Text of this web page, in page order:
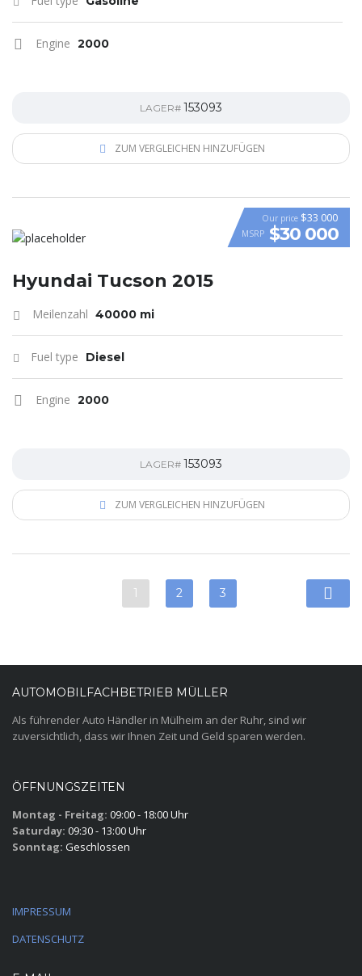
Engine 2000
LAGER# 153093
ZUM VERGLEICHEN HINZUFÜGEN
VIDEO
Our price $33 000
MSRP $30 000
Hyundai Tucson 2015
Meilenzahl 40000 mi
Fuel type Diesel
Engine 2000
LAGER# 153093
ZUM VERGLEICHEN HINZUFÜGEN
1 2 3
AUTOMOBILFACHBETRIEB MÜLLER
Als führender Auto Händler in Mülheim an der Ruhr, sind wir
zuversichtlich, dass wir Ihnen Zeit und Geld sparen werden.
ÖFFNUNGSZEITEN
Montag - Freitag: 09:00 - 18:00 Uhr
Saturday: 09:30 - 13:00 Uhr
Sonntag: Geschlossen
IMPRESSUM
DATENSCHUTZ